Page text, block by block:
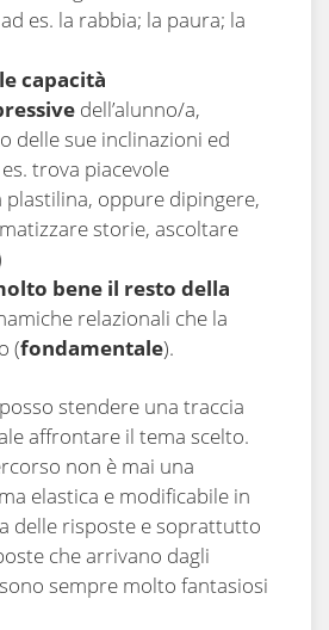
es. la rabbia; la paura; la
capacità
dell’alunno/a,
delle sue inclinazioni ed
trova piacevole
plastilina, oppure dipingere,
storie, ascoltare
bene il resto della
relazionali che la
(fondamentale).
stendere una traccia
affrontare il tema scelto.
non è mai una
elastica e modificabile in
delle risposte e soprattutto
che arrivano dagli
sempre molto fantasiosi